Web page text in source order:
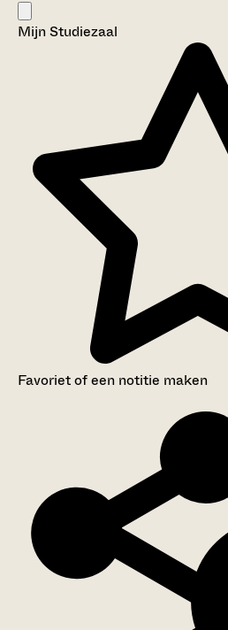
Mijn Studiezaal
Favoriet of een notitie maken